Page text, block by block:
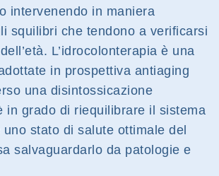
intervenendo in maniera
squilibri che tendono a verificarsi
L’idrocolonterapia è una
in prospettiva antiaging
una disintossicazione
in grado di riequilibrare il sistema
stato di salute ottimale del
salvaguardarlo da patologie e